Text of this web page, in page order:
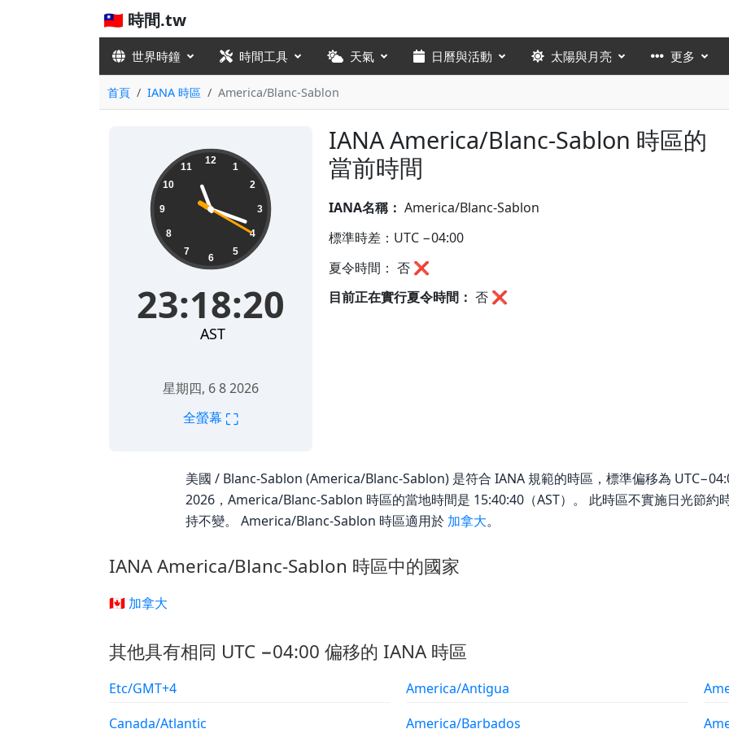
🇹🇼 時間.tw
世界時鐘 時間工具 天氣 日曆與活動 太陽與月亮 更多
首頁 IANA 時區 America/Blanc-Sablon
IANA America/Blanc-Sablon 時區的
當前時間
23:18:20 12
1
2
3
4
5
6
7
8
9
10
11
23:18:20
AST
星期四, 6 8 2026
全螢幕 ⛶
IANA名稱： America/Blanc-Sablon
標準時差：UTC −04:00
夏令時間： 否 ❌
目前正在實行夏令時間： 否 ❌
美國 / Blanc-Sablon (America/Blanc-Sablon) 是符合 IANA 規範的時區，標準偏移為
2026，America/Blanc-Sablon 時區的當地時間是 15:40:40（AST）。 此時區不實施日光節約
持不變。 America/Blanc-Sablon 時區適用於 加拿大。
IANA America/Blanc-Sablon 時區中的國家
🇨🇦 加拿大
其他具有相同 UTC −04:00 偏移的 IANA 時區
Etc/GMT+4
Canada/Atlantic
America/Antigua
America/Barbados